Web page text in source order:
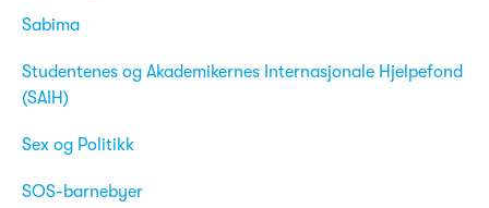
Sabima
Studentenes og Akademikernes Internasjonale Hjelpefond
(SAIH)
Sex og Politikk
SOS-barnebyer